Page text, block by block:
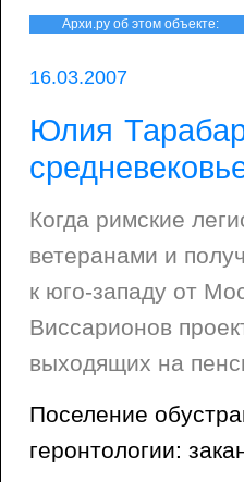
Архи.ру об этом объекте:
16.03.2007
Юлия
Когда римские
ветеранами и
к юго-западу от
Виссарионов
выходящих на
Поселение
геронтологии: